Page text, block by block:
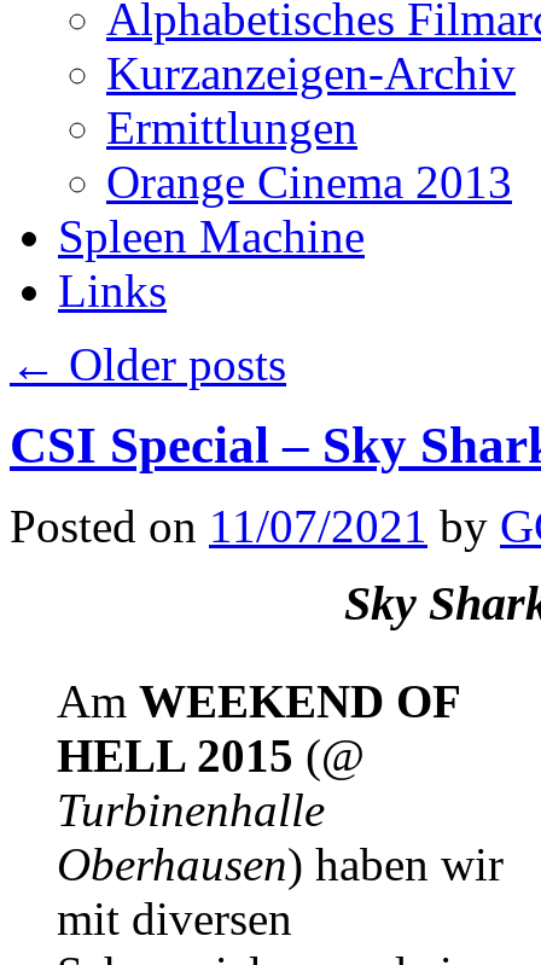
Alphabetisches
Kurzanzeigen-Archiv
Ermittlungen
Orange Cinema 2013
Spleen Machine
Links
← Older posts
CSI Special – Sky
Posted on 11/07/2021 by
Sky
Am WEEKEND OF
HELL 2015 (@
Turbinenhalle
Oberhausen) haben wir
mit diversen